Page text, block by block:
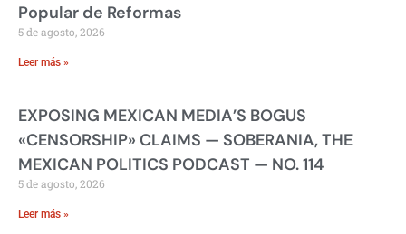
Popular de Reformas
5 de agosto, 2026
Leer más »
EXPOSING MEXICAN MEDIA’S BOGUS
«CENSORSHIP» CLAIMS — SOBERANIA, THE
MEXICAN POLITICS PODCAST — NO. 114
5 de agosto, 2026
Leer más »